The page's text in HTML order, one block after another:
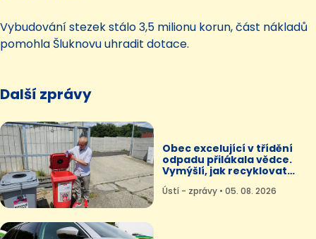
Vybudování stezek stálo 3,5 milionu korun, část nákladů
pomohla Šluknovu uhradit dotace.
Další zprávy
Obec excelující v třídění
odpadu přilákala vědce.
Vymýšlí, jak recyklovat
spreje
Ústí - zprávy • 05. 08. 2026